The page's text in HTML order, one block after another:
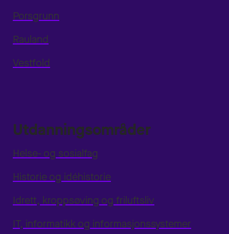
Porsgrunn
Rauland
Vestfold
Utdanningsområder
Helse- og sosialfag
Historie og idéhistorie
Idrett, kroppsøving og friluftsliv
IT, informatikk og informasjonssystemer